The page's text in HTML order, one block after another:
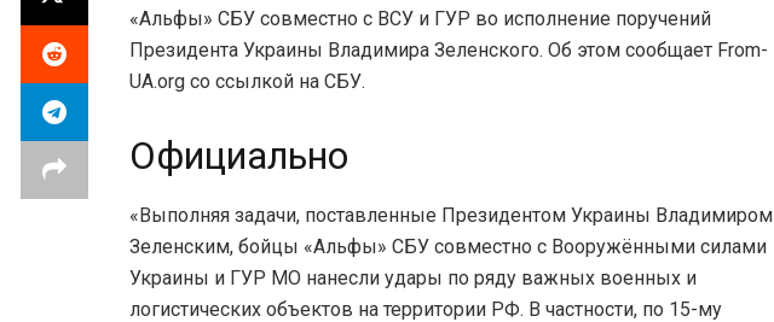
«Альфы» СБУ совместно с ВСУ и ГУР во исполнение поручений
Президента Украины Владимира Зеленского. Об этом сообщает From-
UA.org со ссылкой на СБУ.
Официально
«Выполняя задачи, поставленные Президентом Украины Владимиром
Зеленским, бойцы «Альфы» СБУ совместно с Вооружёнными силами
Украины и ГУР МО нанесли удары по ряду важных военных и
логистических объектов на территории РФ. В частности, по 15-му